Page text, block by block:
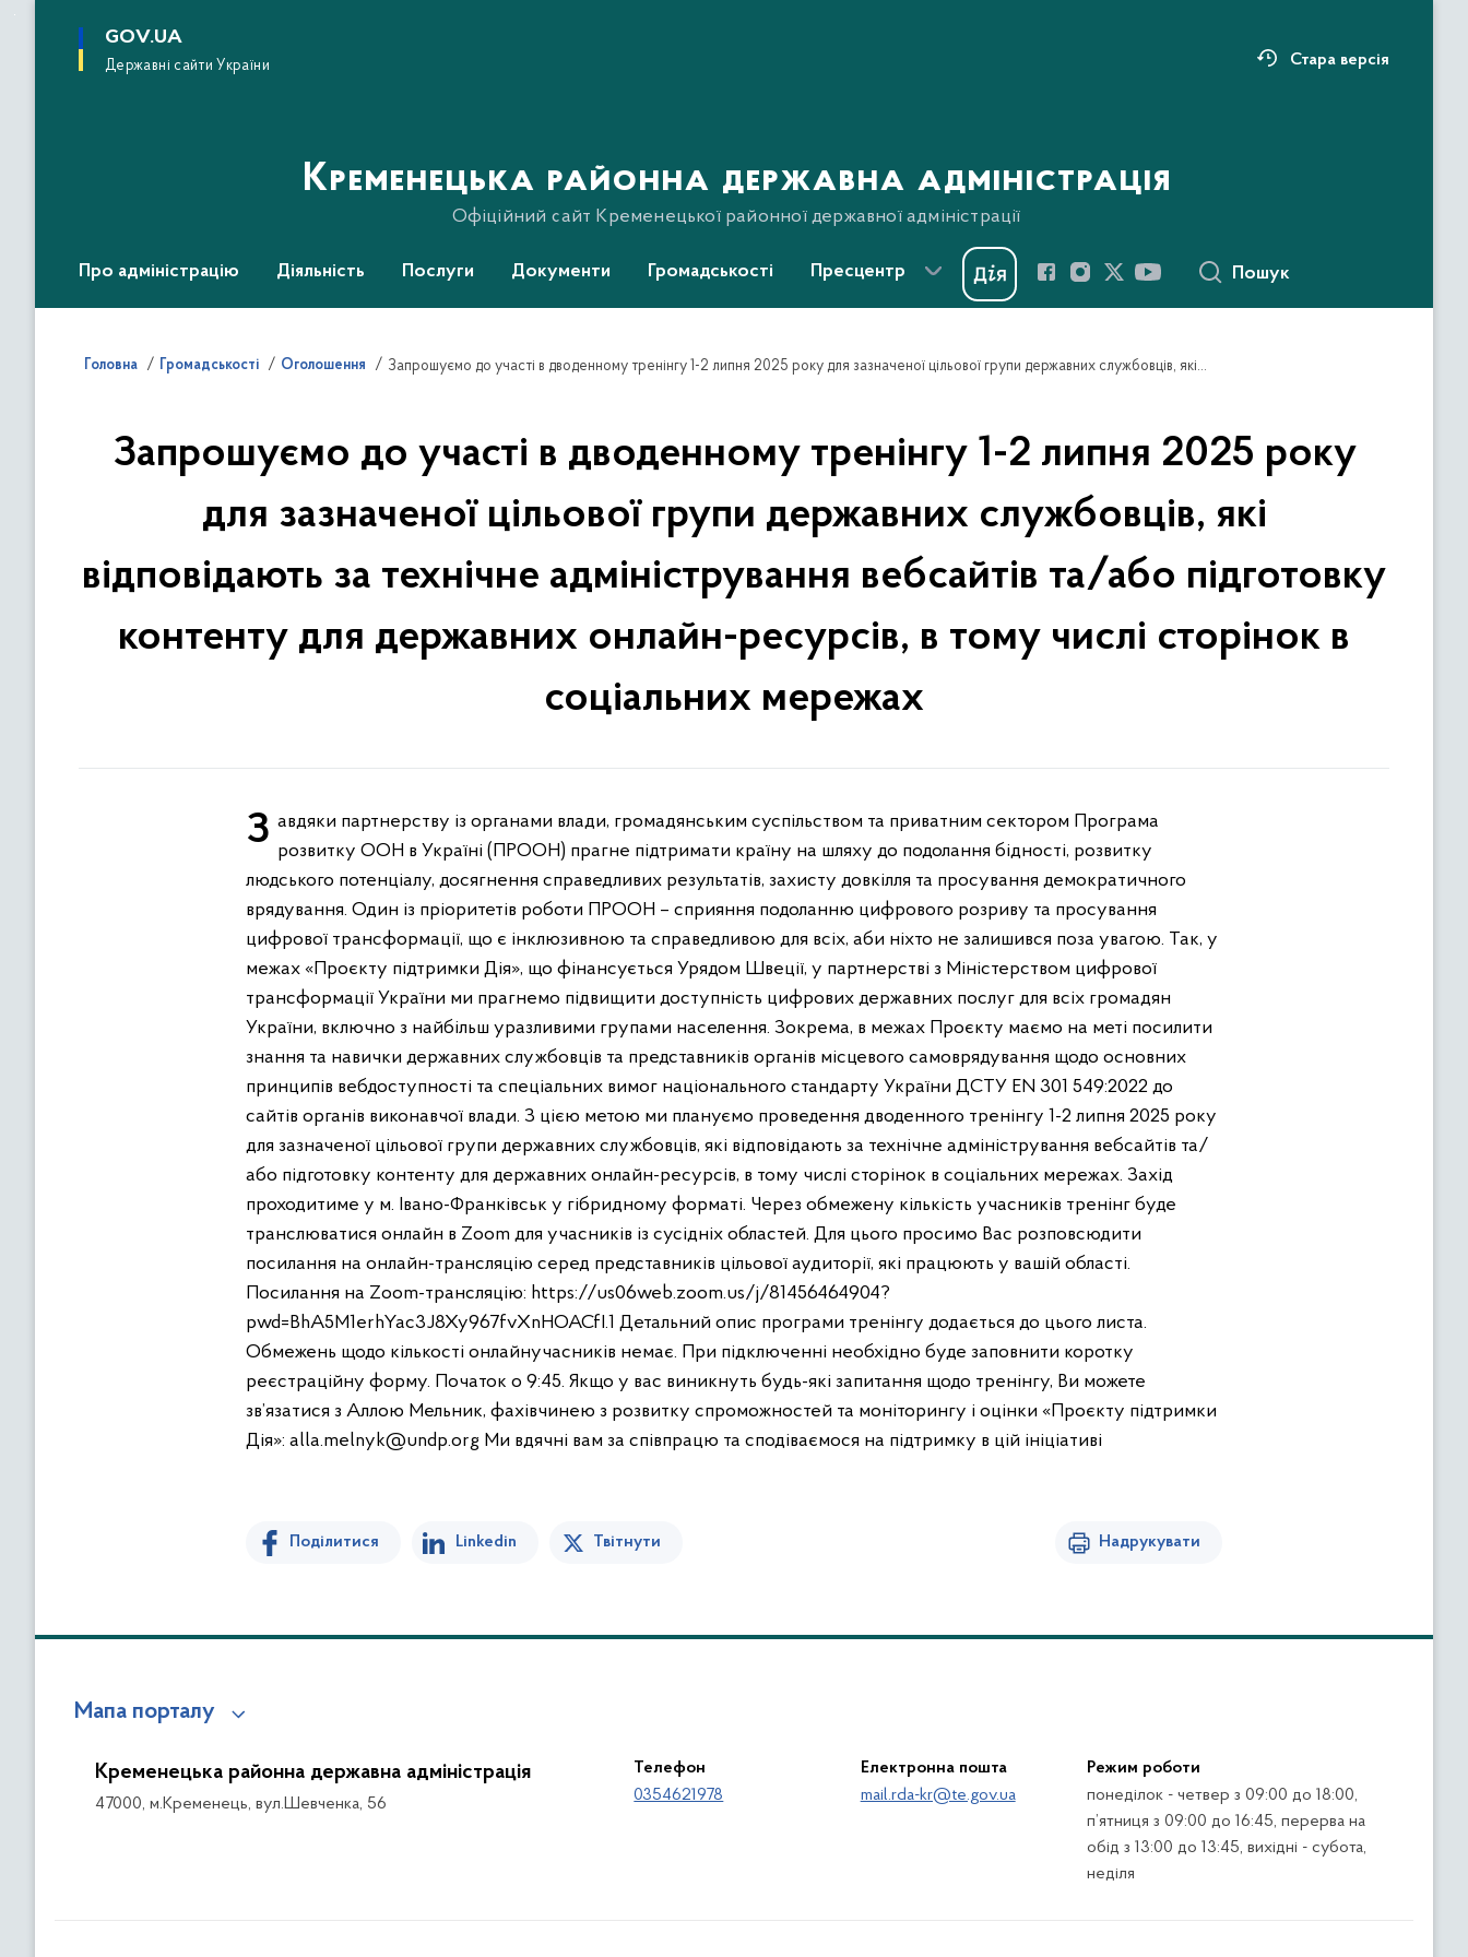
основного
GOV.UA
Державні сайти України Стара версія
Кременецька районна державна адміністрація
Офіційний сайт Кременецької районної державної адміністрації
Про адміністрацію Діяльність Послуги Документи Громадськості Пресцентр Пошук
Головна Громадськості Оголошення Запрошуємо до участі в дводенному тренінгу 1-2 липня 2025 року для зазначеної цільової групи державних службовців, які відповідають за технічне адміністрування вебсайтів та/або підготовку контенту для державних онлайн-ресурсів, в тому числі сторінок в соціальних мережах
Запрошуємо до участі в дводенному тренінгу 1-2 липня 2025 року
для зазначеної цільової групи державних службовців, які
відповідають за технічне адміністрування вебсайтів та/або підготовку
контенту для державних онлайн-ресурсів, в тому числі сторінок в
соціальних мережах
Завдяки партнерству із органами влади, громадянським суспільством та приватним сектором Програма розвитку ООН в Україні (ПРООН) прагне підтримати країну на шляху до подолання бідності, розвитку
людського потенціалу, досягнення справедливих результатів, захисту довкілля та просування демократичного
врядування. Один із пріоритетів роботи ПРООН – сприяння подоланню цифрового розриву та просування
цифрової трансформації, що є інклюзивною та справедливою для всіх, аби ніхто не залишився поза увагою. Так, у
межах «Проєкту підтримки Дія», що фінансується Урядом Швеції, у партнерстві з Міністерством цифрової
трансформації України ми прагнемо підвищити доступність цифрових державних послуг для всіх громадян
України, включно з найбільш уразливими групами населення. Зокрема, в межах Проєкту маємо на меті посилити
знання та навички державних службовців та представників органів місцевого самоврядування щодо основних
принципів вебдоступності та спеціальних вимог національного стандарту України ДСТУ EN 301 549:2022 до
сайтів органів виконавчої влади. З цією метою ми плануємо проведення дводенного тренінгу 1-2 липня 2025 року
для зазначеної цільової групи державних службовців, які відповідають за технічне адміністрування вебсайтів та/
або підготовку контенту для державних онлайн-ресурсів, в тому числі сторінок в соціальних мережах. Захід
проходитиме у м. Івано-Франківськ у гібридному форматі. Через обмежену кількість учасників тренінг буде
транслюватися онлайн в Zoom для учасників із сусідніх областей. Для цього просимо Вас розповсюдити
посилання на онлайн-трансляцію серед представників цільової аудиторії, які працюють у вашій області.
Посилання на Zoom-трансляцію: https://us06web.zoom.us/j/81456464904?
pwd=BhA5M1erhYac3J8Xy967fvXnHOACfI.1 Детальний опис програми тренінгу додається до цього листа.
Обмежень щодо кількості онлайнучасників немає. При підключенні необхідно буде заповнити коротку
реєстраційну форму. Початок о 9:45. Якщо у вас виникнуть будь-які запитання щодо тренінгу, Ви можете
зв’язатися з Аллою Мельник, фахівчинею з розвитку спроможностей та моніторингу і оцінки «Проєкту підтримки
Дія»: alla.melnyk@undp.org Ми вдячні вам за співпрацю та сподіваємося на підтримку в цій ініціативі
Поділитися Linkedin Твітнути Надрукувати
Мапа порталу
Кременецька районна державна адміністрація
47000, м.Кременець, вул.Шевченка, 56
Телефон
0354621978
Електронна пошта
mail.rda-kr@te.gov.ua
Режим роботи
понеділок - четвер з 09:00 до 18:00,
п’ятниця з 09:00 до 16:45, перерва на
обід з 13:00 до 13:45, вихідні - субота,
неділя